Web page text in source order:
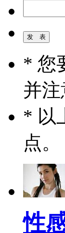
* 您
并注
* 以
点。
性